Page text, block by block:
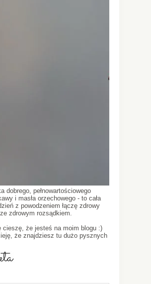
dobrego, pełnowartościowego
i masła orzechowego - to cała
z powodzeniem łączę zdrowy
zdrowym rozsądkiem.
cieszę, że jesteś na moim blogu :)
że znajdziesz tu dużo pysznych